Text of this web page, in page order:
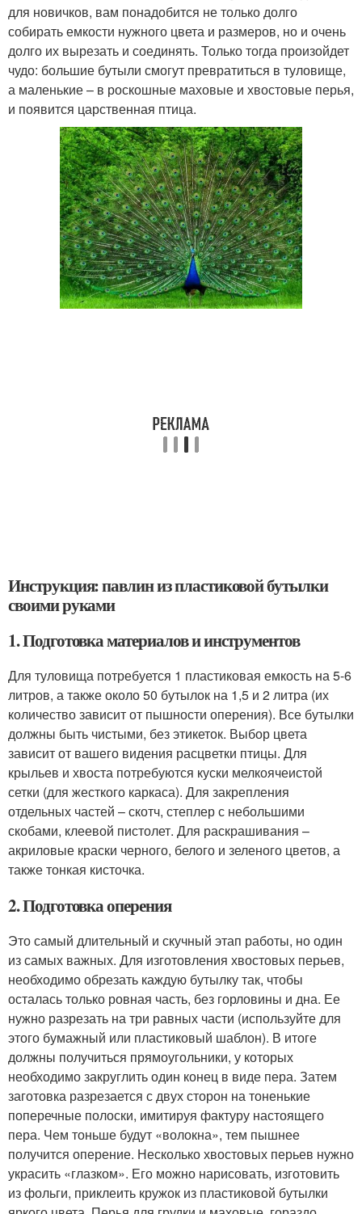
для новичков, вам понадобится не только долго
собирать емкости нужного цвета и размеров, но и очень
долго их вырезать и соединять. Только тогда произойдет
чудо: большие бутыли смогут превратиться в туловище,
а маленькие – в роскошные маховые и хвостовые перья,
и появится царственная птица.
Инструкция: павлин из пластиковой бутылки
своими руками
1. Подготовка материалов и инструментов
Для туловища потребуется 1 пластиковая емкость на 5-6
литров, а также около 50 бутылок на 1,5 и 2 литра (их
количество зависит от пышности оперения). Все бутылки
должны быть чистыми, без этикеток. Выбор цвета
зависит от вашего видения расцветки птицы. Для
крыльев и хвоста потребуются куски мелкоячеистой
сетки (для жесткого каркаса). Для закрепления
отдельных частей – скотч, степлер с небольшими
скобами, клеевой пистолет. Для раскрашивания –
акриловые краски черного, белого и зеленого цветов, а
также тонкая кисточка.
2. Подготовка оперения
Это самый длительный и скучный этап работы, но один
из самых важных. Для изготовления хвостовых перьев,
необходимо обрезать каждую бутылку так, чтобы
осталась только ровная часть, без горловины и дна. Ее
нужно разрезать на три равных части (используйте для
этого бумажный или пластиковый шаблон). В итоге
должны получиться прямоугольники, у которых
необходимо закруглить один конец в виде пера. Затем
заготовка разрезается с двух сторон на тоненькие
поперечные полоски, имитируя фактуру настоящего
пера. Чем тоньше будут «волокна», тем пышнее
получится оперение. Несколько хвостовых перьев нужно
украсить «глазком». Его можно нарисовать, изготовить
из фольги, приклеить кружок из пластиковой бутылки